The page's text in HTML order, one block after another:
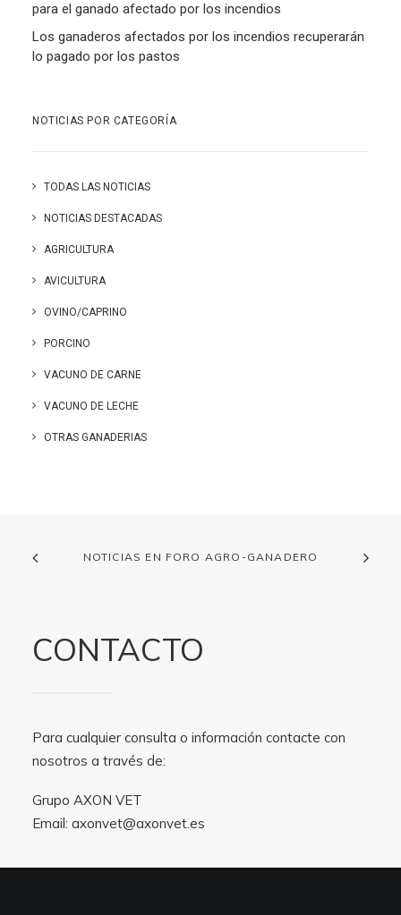
para el ganado afectado por los incendios
Los ganaderos afectados por los incendios recuperarán
lo pagado por los pastos
NOTICIAS POR CATEGORÍA
TODAS LAS NOTICIAS
NOTICIAS DESTACADAS
AGRICULTURA
AVICULTURA
OVINO/CAPRINO
PORCINO
VACUNO DE CARNE
VACUNO DE LECHE
OTRAS GANADERIAS
NOTICIAS EN FORO AGRO-GANADERO
CONTACTO
Para cualquier consulta o información contacte con
nosotros a través de:
Grupo AXON VET
Email: axonvet@axonvet.es